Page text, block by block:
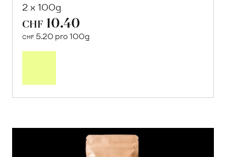
2 x 100g
CHF 10.40
CHF 5.20 pro 100g